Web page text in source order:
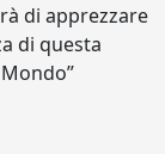
di apprezzare
di questa